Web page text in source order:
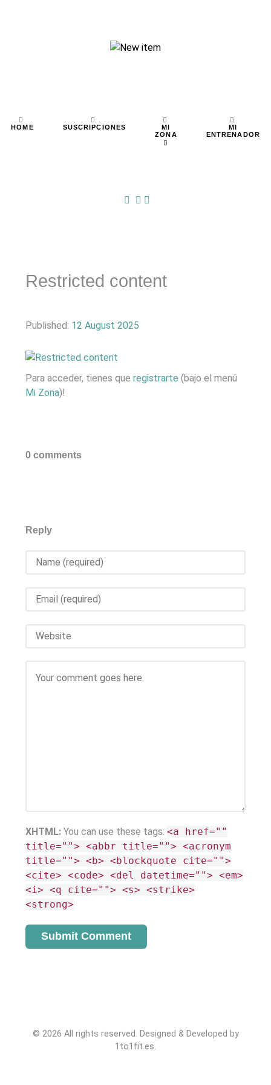
HOME SUSCRIPCIONES
MI
ZONA
MI
ENTRENADOR
Restricted content
Published: 12 August 2025
Para acceder, tienes que registrarte (bajo el menú
Mi Zona)!
0 comments
Reply
XHTML: You can use these tags: <a href=""
title=""> <abbr title=""> <acronym
title=""> <b> <blockquote cite="">
<cite> <code> <del datetime=""> <em>
<i> <q cite=""> <s> <strike>
<strong>
© 2026 All rights reserved. Designed & Developed by
1to1fit.es.